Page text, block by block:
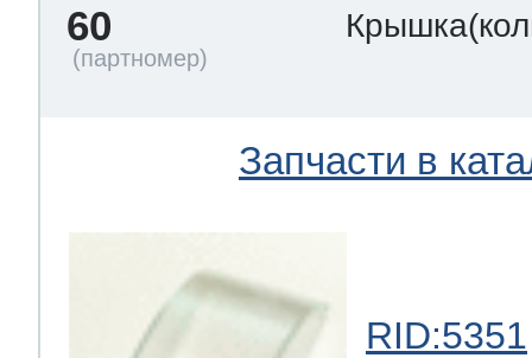
60
Запчасти в
RID:5351